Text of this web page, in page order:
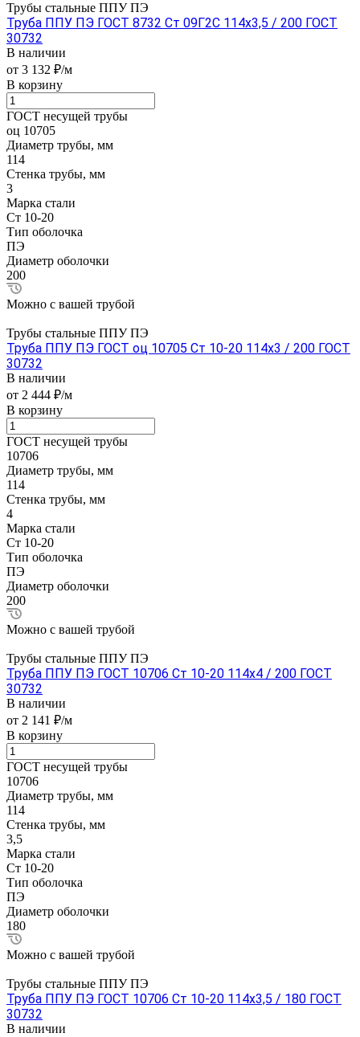
Трубы стальные ППУ ПЭ
Труба ППУ ПЭ ГОСТ 8732 Ст 09Г2С 114x3,5 / 200 ГОСТ
30732
В наличии
от 3 132 ₽/м
В корзину
ГОСТ несущей трубы
оц 10705
Диаметр трубы, мм
114
Стенка трубы, мм
3
Марка стали
Ст 10-20
Тип оболочка
ПЭ
Диаметр оболочки
200
Можно с вашей трубой
Трубы стальные ППУ ПЭ
Труба ППУ ПЭ ГОСТ оц 10705 Ст 10-20 114x3 / 200 ГОСТ
30732
В наличии
от 2 444 ₽/м
В корзину
ГОСТ несущей трубы
10706
Диаметр трубы, мм
114
Стенка трубы, мм
4
Марка стали
Ст 10-20
Тип оболочка
ПЭ
Диаметр оболочки
200
Можно с вашей трубой
Трубы стальные ППУ ПЭ
Труба ППУ ПЭ ГОСТ 10706 Ст 10-20 114x4 / 200 ГОСТ
30732
В наличии
от 2 141 ₽/м
В корзину
ГОСТ несущей трубы
10706
Диаметр трубы, мм
114
Стенка трубы, мм
3,5
Марка стали
Ст 10-20
Тип оболочка
ПЭ
Диаметр оболочки
180
Можно с вашей трубой
Трубы стальные ППУ ПЭ
Труба ППУ ПЭ ГОСТ 10706 Ст 10-20 114x3,5 / 180 ГОСТ
30732
В наличии